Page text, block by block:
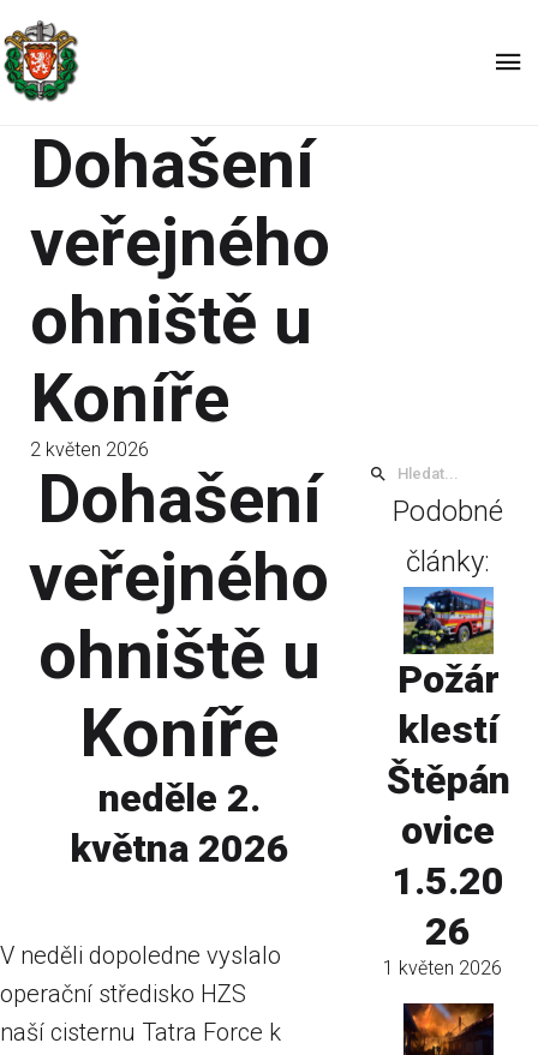
Dohašení
veřejného
ohniště u
Koníře
2 květen 2026
Dohašení
veřejného
ohniště u
Koníře
neděle 2.
května 2026
V neděli dopoledne vyslalo
operační středisko HZS
naší cisternu Tatra Force k
Podobné
články:
Požár
klestí
Štěpán
ovice
1.5.20
26
1 květen 2026